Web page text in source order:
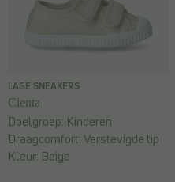
LAGE SNEAKERS
Cienta
Doelgroep: Kinderen
Draagcomfort:Verstevigde tip
Kleur: Beige